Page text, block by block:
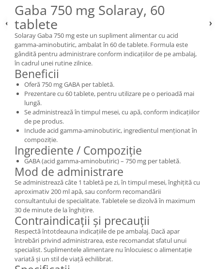
Gaba 750 mg Solaray, 60
tablete
Solaray Gaba 750 mg este un supliment alimentar cu acid
gamma-aminobutiric, ambalat în 60 de tablete. Formula este
gândită pentru administrare conform indicațiilor de pe ambalaj,
în cadrul unei rutine zilnice.
Beneficii
Oferă 750 mg GABA per tabletă.
Prezentare cu 60 tablete, pentru utilizare pe o perioadă mai
lungă.
Se administrează în timpul mesei, cu apă, conform indicațiilor
de pe produs.
Include acid gamma-aminobutiric, ingredientul menționat în
compoziție.
Ingrediente / Compoziție
GABA (acid gamma-aminobutiric) – 750 mg per tabletă.
Mod de administrare
Se administrează câte 1 tabletă pe zi, în timpul mesei, înghițită cu
aproximativ 200 ml apă, sau conform recomandării
consultantului de specialitate. Tabletele se dizolvă în maximum
30 de minute de la înghițire.
Contraindicații și precauții
Respectă întotdeauna indicațiile de pe ambalaj. Dacă apar
întrebări privind administrarea, este recomandat sfatul unui
specialist. Suplimentele alimentare nu înlocuiesc o alimentație
variată și un stil de viață echilibrat.